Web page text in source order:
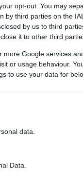
opt-out. You may
third parties on the
by us to third
it to other third
Google services
or usage behaviour.
to use your data for
data.
Data.